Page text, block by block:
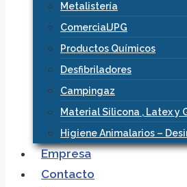
Metalistería
ComercialJPG
Productos Químicos
Desfibriladores
Campingaz
Material Silicona , Latex y
Higiene Animalarios –
Empresa
Contacto